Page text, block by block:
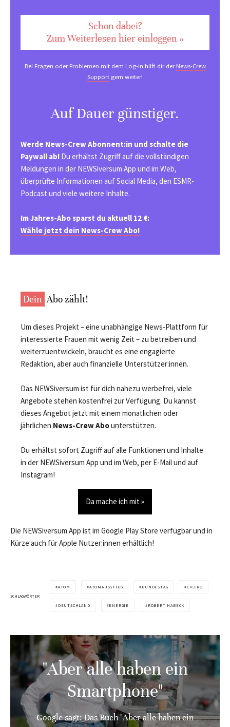
Schon dabei?
Zum Weiterlesen hier einloggen »
Bei Fragen oder Problemen mit dem Log-in hilft dir derNews-Crew
Support gern weiter!
Auf Dauer günstiger.
Werde News-Crew Abonnent:in und schalte die
Paywall ab! Du erhältst Zugriff auf die vollständigen
Meldungen in der NEWSiversum App und im Web,
überprüfte Informationen auf Social Media, den ESMR-
Podcast und viele weitere Inhalte.
Im Jahres-Abo sparst du aktuell 12 €:
Wähle jetzt dein News-Crew Abo!
Dein Abo zählt!
Um dieses Projekt – eine unabhängige News-Plattform für
interessierte Frauen mit wenig Zeit – zu betreiben und
weiterzuentwickeln, braucht es eine engagierte
Redaktion, aber auch finanzielle Unterstützer:innen.
Das NEWSiversum ist für dich nahezu werbefrei, viele
Angebote stehen kostenfrei zur Verfügung. Du kannst
dieses Angebot jetzt mit einem monatlichen oder
jährlichen News-Crew Abounterstützen.
Du erhältst sofort Zugriff auf alle Funktionen und Inhalte
in der NEWSiversum App und im Web, per E-Mail und auf
Instagram!
Da mache ich mit »
Die NEWSiversum App ist im Google Play Store verfügbar und in
Kürze auch für Apple Nutzer:innen erhältlich!
SCHLAGWÖRTER
ATOM ATOMAUSSTIEG BUNDESTAG CICERO
DEUTSCHLAND ENERGIE ROBERT HABECK
"Aber alle haben ein
Smartphone"
Google sagt: Das Buch "Aber alle haben ein